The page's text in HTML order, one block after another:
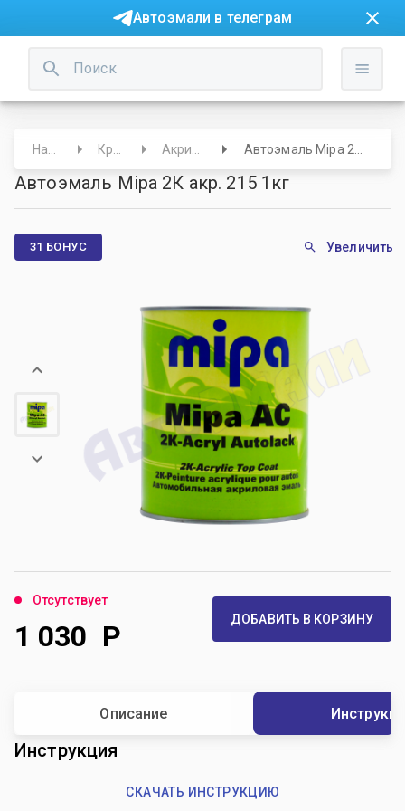
Автоэмали в телеграм
Автоэмаль Mipa 2К акр. 215 1кг
31 БОНУС Увеличить
Отсутствует
1 030 Р ДОБАВИТЬ В КОРЗИНУ
Описание
Инструкция
СКАЧАТЬ ИНСТРУКЦИЮ